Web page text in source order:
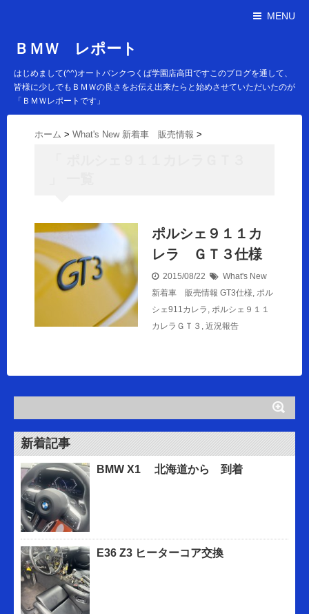
MENU
ＢＭＷ レポート
はじめまして(^^)オートバンクつくば学園店高田ですこのブログを通して、
皆様に少しでもＢＭＷの良さをお伝え出来たらと始めさせていただいたのが
「ＢＭＷレポートです」
ホーム > What's New 新着車 販売情報 >
ポルシェ９１１カ
レラ ＧＴ３仕様
2015/08/22
What's New
新着車 販売情報 GT3仕様, ポル
シェ911カレラ , ポルシェ９１１
カレラＧＴ３ , 近況報告
新着記事
BMW X1 北海道から 到着
E36 Z3 ヒーターコア交換